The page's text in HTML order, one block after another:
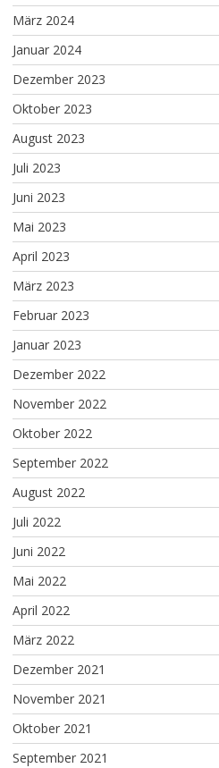
März 2024
Januar 2024
Dezember 2023
Oktober 2023
August 2023
Juli 2023
Juni 2023
Mai 2023
April 2023
März 2023
Februar 2023
Januar 2023
Dezember 2022
November 2022
Oktober 2022
September 2022
August 2022
Juli 2022
Juni 2022
Mai 2022
April 2022
März 2022
Dezember 2021
November 2021
Oktober 2021
September 2021